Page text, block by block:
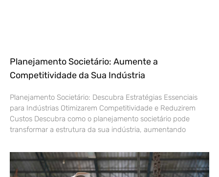
Planejamento Societário: Aumente a
Competitividade da Sua Indústria
Planejamento Societário: Descubra Estratégias Essenciais
para Indústrias Otimizarem Competitividade e Reduzirem
Custos Descubra como o planejamento societário pode
transformar a estrutura da sua indústria, aumentando